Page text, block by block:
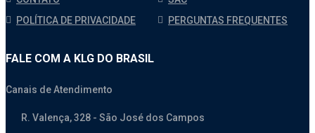
POLÍTICA DE PRIVACIDADE
PERGUNTAS FREQUENTES
FALE COM A KLG DO BRASIL
Canais de Atendimento
R. Valença, 328 - São José dos Campos